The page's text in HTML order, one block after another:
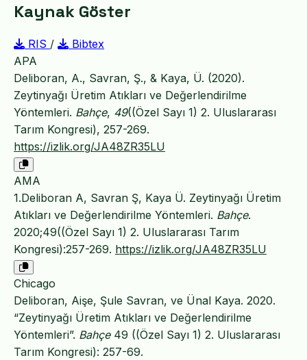
Kaynak Göster
RIS /
Bibtex
APA
Deliboran, A., Savran, Ş., & Kaya, Ü. (2020).
Zeytinyağı Üretim Atıkları ve Değerlendirilme
Yöntemleri. Bahçe, 49((Özel Sayı 1) 2. Uluslararası
Tarım Kongresi), 257-269.
https://izlik.org/JA48ZR35LU
AMA
1.Deliboran A, Savran Ş, Kaya Ü. Zeytinyağı Üretim
Atıkları ve Değerlendirilme Yöntemleri. Bahçe.
2020;49((Özel Sayı 1) 2. Uluslararası Tarım
Kongresi):257-269. https://izlik.org/JA48ZR35LU
Chicago
Deliboran, Aişe, Şule Savran, ve Ünal Kaya. 2020.
“Zeytinyağı Üretim Atıkları ve Değerlendirilme
Yöntemleri”. Bahçe49 ((Özel Sayı 1) 2. Uluslararası
Tarım Kongresi): 257-69.